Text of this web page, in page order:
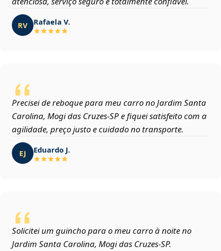
RV Rafaela V.
Precisei de reboque para meu carro no Jardim Santa
Carolina, Mogi das Cruzes‑SP e fiquei satisfeito com a
agilidade, preço justo e cuidado no transporte.
EJ Eduardo J.
Solicitei um guincho para o meu carro à noite no
Jardim Santa Carolina, Mogi das Cruzes‑SP.